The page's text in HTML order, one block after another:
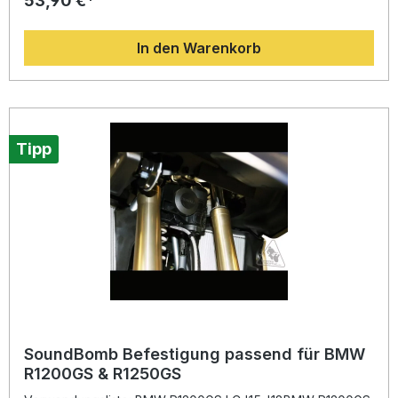
an den Batterie-Pluspol, während das Relais Ihrer Hupe
angeschlossen wird. Dieses System sorgt für eine stabile
Spannungsversorgung und verhindert Fehler durch
unzureichende Kontakte oder Überlastung der originalen
schnell und sicher nachrüsten möchten. Kein Schneiden,
Löten oder Crimpen erforderlich Speziell entwickelt für die
Denali SoundBomb Air Horn Einfache Montage mit
Standardanschlüssen Verbessert die Zuverlässigkeit und
Sicherheit der Stromversorgung Perfekt für Nachrüstung
und Plug-N-Play-Installationen Lieferumfang: 1x Denali Plug-
N-Play-Verkabelungssatz (Artikelnummer
DENDNL.ELC.10000) Montageanleitung
In den Warenkorb
Tipp
SoundBomb Befestigung passend für BMW
R1200GS & R1250GS